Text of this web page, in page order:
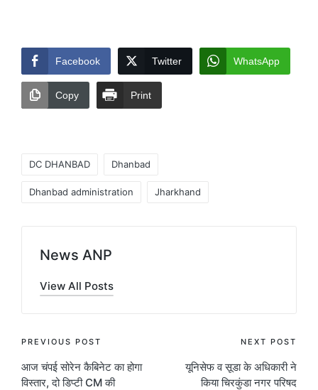
Facebook Twitter WhatsApp
Copy Print
DC DHANBAD Dhanbad
Dhanbad administration Jharkhand
News ANP
View All Posts
Post
navigation
PREVIOUS POST
आज चंपई सोरेन कैबिनेट का होगा
विस्तार, दो डिप्टी CM की
NEXT POST
यूनिसेफ व सूडा के अधिकारी ने
किया चिरकुंडा नगर परिषद